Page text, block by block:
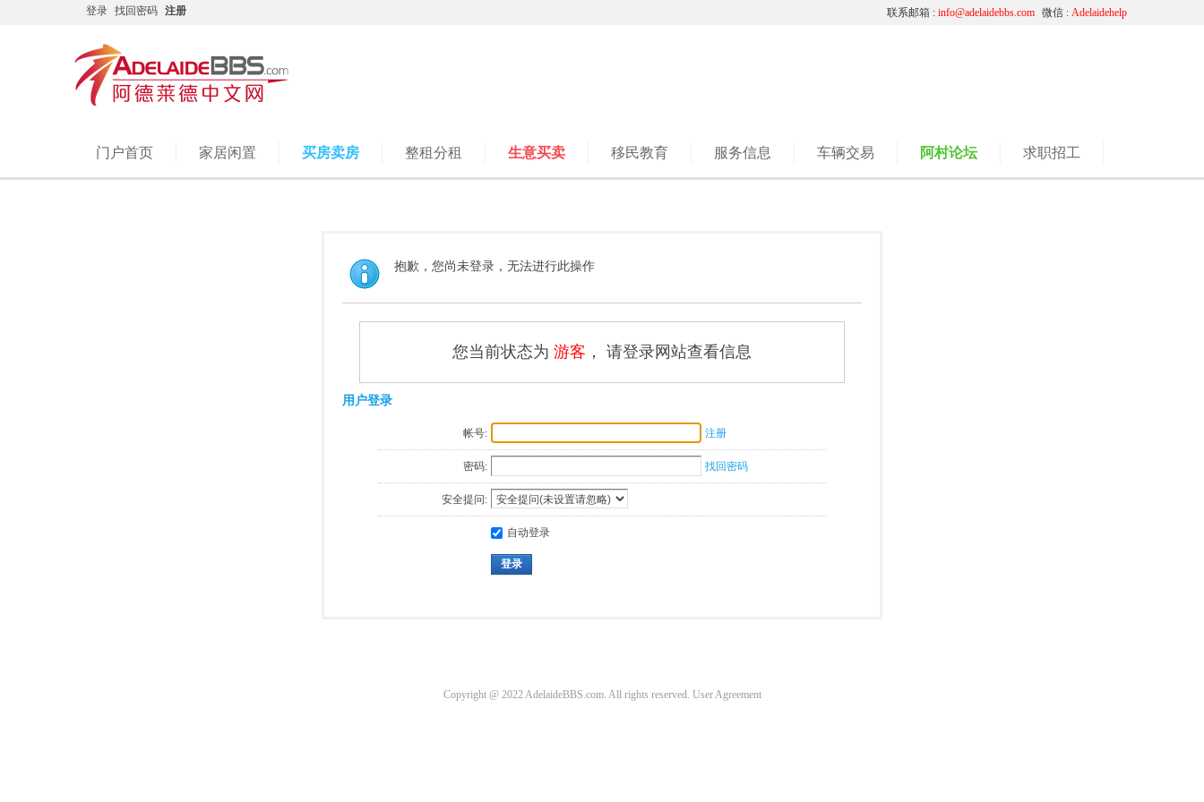
登录 找回密码 注册 微信 : Adelaidehelp
联系邮箱 : info@adelaidebbs.com
门户首页 家居闲置 买房卖房 整租分租 生意买卖 移民教育 服务信息 车辆交易 阿村论坛 求职招工
抱歉，您尚未登录，无法进行此操作
您当前状态为 游客 ， 请登录网站查看信息
用户登录
帐号: 注册
密码: 找回密码
安全提问:
自动登录
登录
Copyright @ 2022 AdelaideBBS.com. All rights reserved. User Agreement